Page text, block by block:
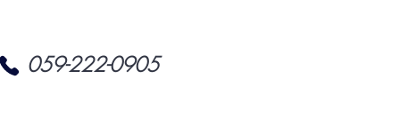
059-222-0905